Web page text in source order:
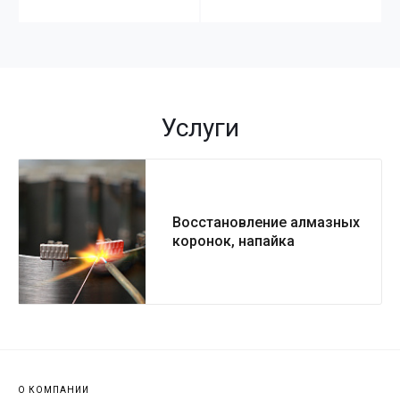
Услуги
Восстановление алмазных
коронок, напайка
О КОМПАНИИ